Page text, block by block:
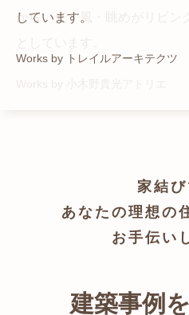
から、光・風・眺めがリビン
しています。
Works by トレイルアーキテクツ
家結
あなたの理想の
お手伝い
建築事例